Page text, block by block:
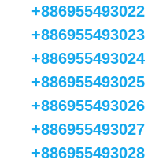
+886955493022
+886955493023
+886955493024
+886955493025
+886955493026
+886955493027
+886955493028